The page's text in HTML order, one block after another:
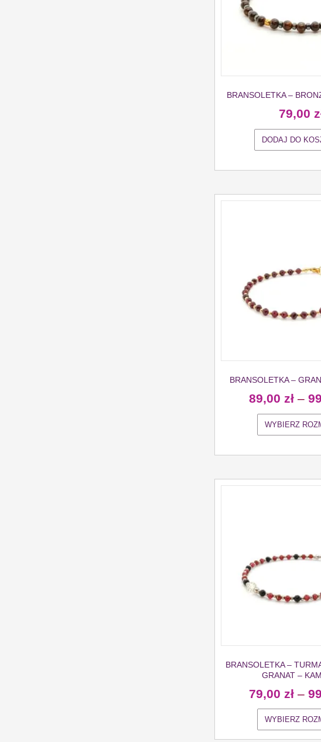
BRANSOLETKA –
79,00
DODAJ DO
BRANSOLETKA –
89,00 zł –
WYBIERZ
BRANSOLETKA –
GRANAT –
79,00 zł –
WYBIERZ